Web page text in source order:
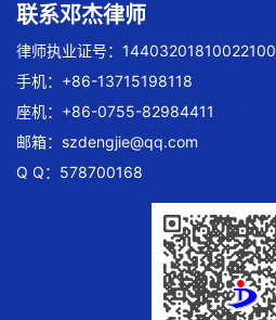
联系邓杰律师
律师执业证号：14403201810022100
手机：+86-13715198118
座机：+86-0755-82984411
邮箱： szdengjie@qq.com
Q Q：578700168